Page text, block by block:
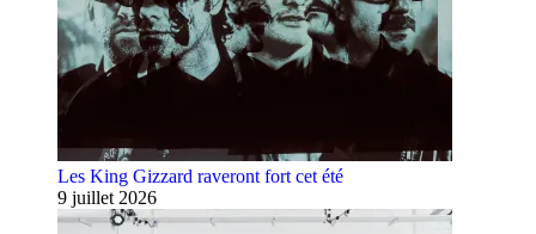
Les King Gizzard raveront fort cet été
9 juillet 2026